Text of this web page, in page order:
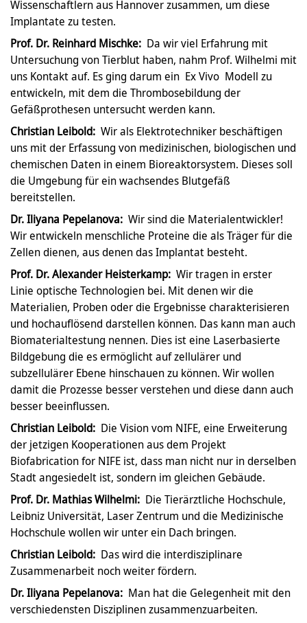
Wissenschaftlern aus Hannover zusammen, um diese
Implantate zu testen.
Prof. Dr. Reinhard Mischke: Da wir viel Erfahrung mit
Untersuchung von Tierblut haben, nahm Prof. Wilhelmi mit
uns Kontakt auf. Es ging darum ein Ex Vivo Modell zu
entwickeln, mit dem die Thrombosebildung der
Gefäßprothesen untersucht werden kann.
Christian Leibold: Wir als Elektrotechniker beschäftigen
uns mit der Erfassung von medizinischen, biologischen und
chemischen Daten in einem Bioreaktorsystem. Dieses soll
die Umgebung für ein wachsendes Blutgefäß
bereitstellen.
Dr. Iliyana Pepelanova: Wir sind die Materialentwickler!
Wir entwickeln menschliche Proteine die als Träger für die
Zellen dienen, aus denen das Implantat besteht.
Prof. Dr. Alexander Heisterkamp: Wir tragen in erster
Linie optische Technologien bei. Mit denen wir die
Materialien, Proben oder die Ergebnisse charakterisieren
und hochauflösend darstellen können. Das kann man auch
Biomaterialtestung nennen. Dies ist eine Laserbasierte
Bildgebung die es ermöglicht auf zellulärer und
subzellulärer Ebene hinschauen zu können. Wir wollen
damit die Prozesse besser verstehen und diese dann auch
besser beeinflussen.
Christian Leibold: Die Vision vom NIFE, eine Erweiterung
der jetzigen Kooperationen aus dem Projekt
Biofabrication for NIFE ist, dass man nicht nur in derselben
Stadt angesiedelt ist, sondern im gleichen Gebäude.
Prof. Dr. Mathias Wilhelmi: Die Tierärztliche Hochschule,
Leibniz Universität, Laser Zentrum und die Medizinische
Hochschule wollen wir unter ein Dach bringen.
Christian Leibold: Das wird die interdisziplinare
Zusammenarbeit noch weiter fördern.
Dr. Iliyana Pepelanova: Man hat die Gelegenheit mit den
verschiedensten Disziplinen zusammenzuarbeiten.